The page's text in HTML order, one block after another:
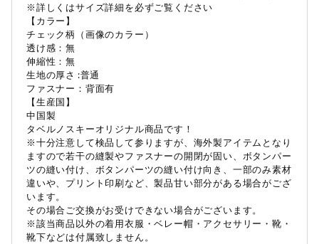
※詳しくはサイズ詳細を必ずご覧ください
【カラー】
チェック柄（画像のカラー）
透け感：無
伸縮性：無
生地の厚さ :普通
ファスナー：背面有
【生産国】
中国製
タベルノスキーオリジナル商品です！
※十分注意して検品して参りますが、海外製アイテムとなり
ますので若干の縫製やファスナーの開閉が固い、ボタンパー
ツの縫い付け、ボタンパーツの縫い付け向き、一部のみ素材
違いや、プリント印刷など、製品甘い部分がある場合がござ
います。
その場合ご交換がお受けできない場合がございます。
※該当商品以外の着用衣服・ベレー帽・アクセサリー・靴・
靴下などは付属致しません。